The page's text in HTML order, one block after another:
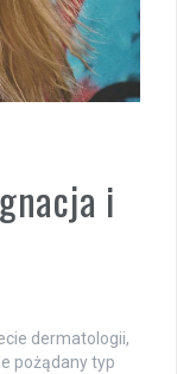
i
dermatologii,
pożądany typ